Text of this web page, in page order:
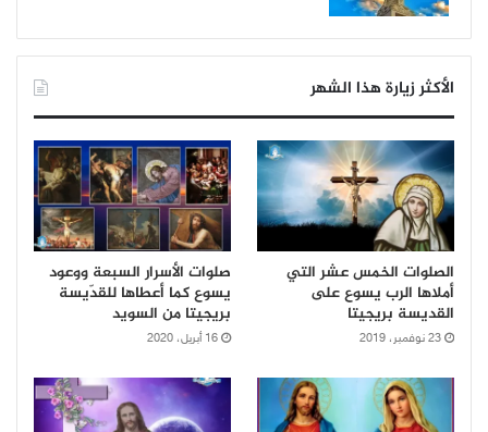
الأكثر زيارة هذا الشهر
الصلوات الخمس عشر التي
أملاها الرب يسوع على
القديسة بريجيتا
23 نوفمبر، 2019
صلوات الأسرار السبعة ووعود
يسوع كما أعطاها للقدّيسة
بريجيتا من السويد
16 أبريل، 2020